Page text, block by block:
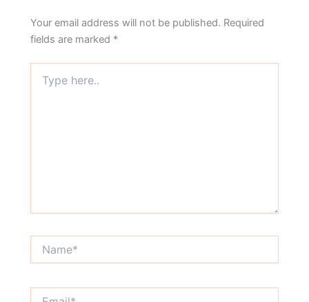
Your email address will not be published. Required
fields are marked *
here..